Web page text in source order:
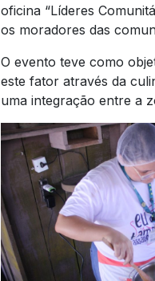
oficina “Líderes
os moradores das
O evento teve como
este fator através da
uma integração entre a